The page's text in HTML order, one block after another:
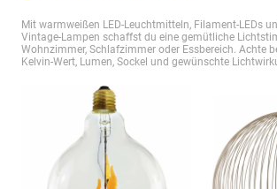
Mit warmweißen LED-Leuchtmitteln, Filament-LEDs
Vintage-Lampen schaffst du eine gemütliche
Wohnzimmer, Schlafzimmer oder Essbereich. Achte
Kelvin-Wert, Lumen, Sockel und gewünschte